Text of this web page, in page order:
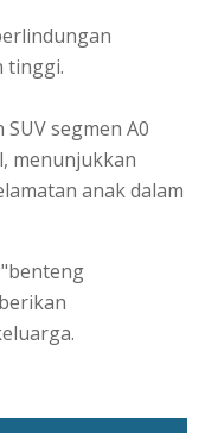
tinggi.
segmen A0
menunjukkan
anak dalam